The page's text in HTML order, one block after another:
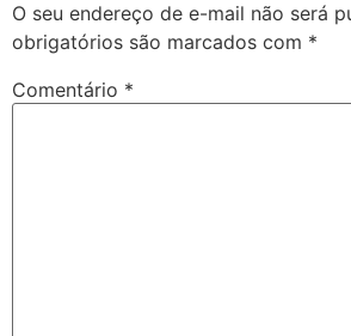
O seu endereço de e-mail não será
obrigatórios são marcados com *
Comentário *